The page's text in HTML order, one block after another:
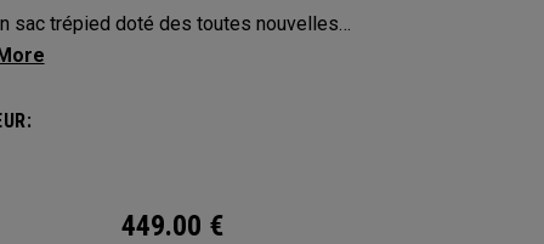
sac trépied doté des toutes nouvelles
ajustables Anamatic™, de 4 compartiments
protège-hanche allongé. Le nec plus ultra
449.00 €